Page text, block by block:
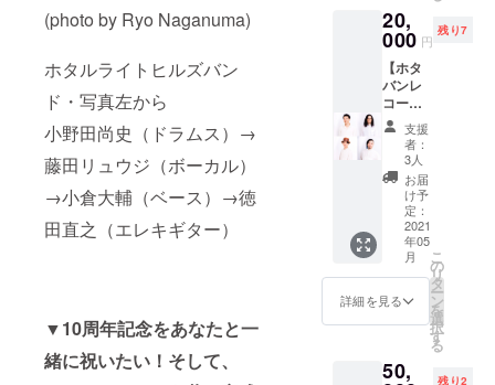
(photo by Ryo Naganuma)
ホタルライトヒルズバン
ド・写真左から
小野田尚史（ドラムス）→
藤田リュウジ（ボーカル）
→小倉大輔（ベース）→徳
田直之（エレキギター）
▼10周年記念をあなたと一
緒に祝いたい！そして、
のジョ
ン」・
最新シ
ングル
「ラブ
ソング
ス」を
含む６
曲入り
ニュー
ミニア
ルバム
＋10周
年ベス
トスタ
ジオラ
イブア
3月以降
像、 メ
ンバー
全員と
のバン
ド１０
周年記
念リ
モート
打ち上
げパー
ティー
エント
リー
権、 さ
らには
ニュー
アルバ
アート
20,
000 円
残り7
【ホタ
バンレ
コー
ディン
グ"セッ
ショ
ン"プラ
ン】 こ
のプラ
ンのた
めだけ
に書き
下ろす
新曲を
題材
に、 あ
声や得
支援
者：
3人
お届
け予
定：
2021
年05
月
詳細を見る
こ
の
リ
タ
ー
ン
を
選
択
す
る
50, 残り2